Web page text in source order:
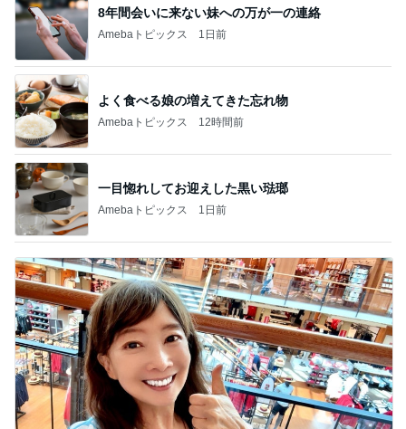
8年間会いに来ない妹への万が一の連絡
Amebaトピックス 1日前
よく食べる娘の増えてきた忘れ物
Amebaトピックス 12時間前
一目惚れしてお迎えした黒い琺瑯
Amebaトピックス 1日前